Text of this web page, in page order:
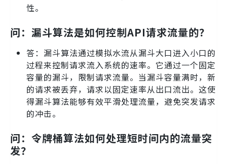
性。
问：漏斗算法是如何控制API请求流量的？
答：漏斗算法通过模拟水流从漏斗大口进入小口的
过程来控制请求流入系统的速率。它通过一个固定
容量的漏斗，限制请求流量。当漏斗容量满时，新
的请求被丢弃，请求以固定速率从出口流出。这使
得漏斗算法能够有效平滑处理流量，避免突发请求
的冲击。
问：令牌桶算法如何处理短时间内的流量突
发？